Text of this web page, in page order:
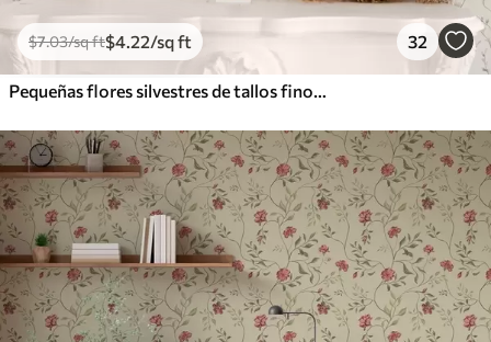
$7.03/sq ft$4.22/sq ft 32
Pequeñas flores silvestres de tallos finos sobre fondo claro